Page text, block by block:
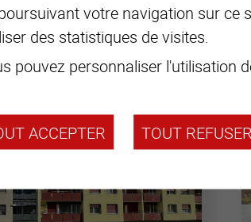
votre navigation sur ce
des statistiques de visites.
pouvez personnaliser l'utilisation
ACCEPTER TOUT REFUSER